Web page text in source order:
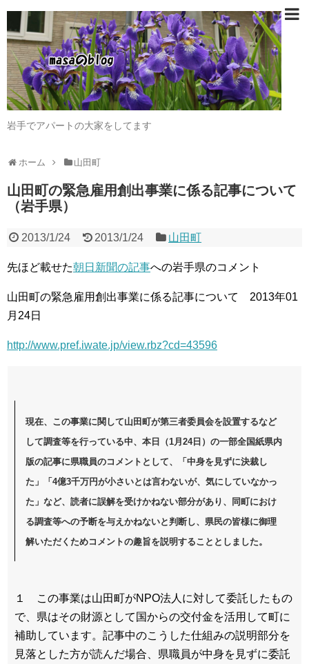
岩手でアパートの大家をしてます
ホーム 山田町
山田町の緊急雇用創出事業に係る記事について
（岩手県）
2013/1/24 2013/1/24 山田町
先ほど載せた朝日新聞の記事への岩手県のコメント
山田町の緊急雇用創出事業に係る記事について 2013年01
月24日
http://www.pref.iwate.jp/view.rbz?cd=43596
現在、この事業に関して山田町が第三者委員会を設置するなど
して調査等を行っている中、本日（1月24日）の一部全国紙県内
版の記事に県職員のコメントとして、「中身を見ずに決裁し
た」「4億3千万円が小さいとは言わないが、気にしていなかっ
た」など、読者に誤解を受けかねない部分があり、同町におけ
る調査等への予断を与えかねないと判断し、県民の皆様に御理
解いただくためコメントの趣旨を説明することとしました。
１ この事業は山田町がNPO法人に対して委託したもの
で、県はその財源として国からの交付金を活用して町に
補助しています。記事中のこうした仕組みの説明部分を
見落とした方が読んだ場合、県職員が中身を見ずに委託